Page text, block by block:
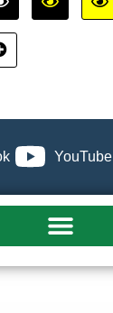
YouTube